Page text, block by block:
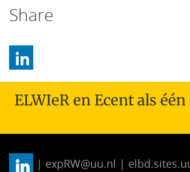
Share
ELWIeR en Ecent als
| expRW@uu.nl |